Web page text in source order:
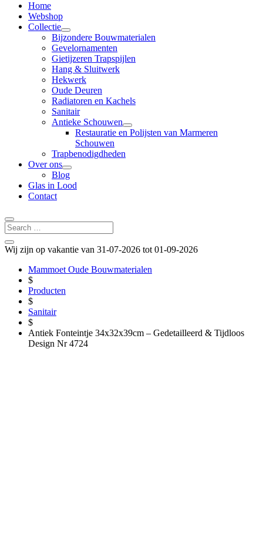
Home
Webshop
Collectie
Bijzondere Bouwmaterialen
Gevelornamenten
Gietijzeren Trapspijlen
Hang & Sluitwerk
Hekwerk
Oude Deuren
Radiatoren en Kachels
Sanitair
Antieke Schouwen
Restauratie en Polijsten van Marmeren
Schouwen
Trapbenodigdheden
Over ons
Blog
Glas in Lood
Contact
Wij zijn op vakantie van 31-07-2026 tot 01-09-2026
Mammoet Oude Bouwmaterialen
$
Producten
$
Sanitair
$
Antiek Fonteintje 34x32x39cm – Gedetailleerd & Tijdloos
Design Nr 4724